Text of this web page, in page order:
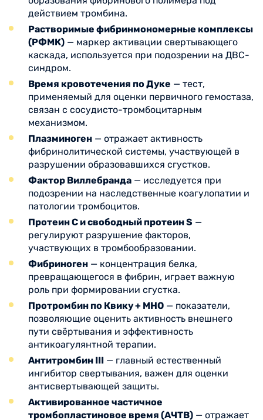
действием тромбина.
Растворимые фибринмономерные комплексы
(РФМК) — маркер активации свертывающего
каскада, используется при подозрении на ДВС-
синдром.
Время кровотечения по Дуке — тест,
применяемый для оценки первичного гемостаза,
связан с сосудисто-тромбоцитарным
механизмом.
Плазминоген — отражает активность
фибринолитической системы, участвующей в
разрушении образовавшихся сгустков.
Фактор Виллебранда — исследуется при
подозрении на наследственные коагулопатии и
патологии тромбоцитов.
Протеин С и свободный протеин S —
регулируют разрушение факторов,
участвующих в тромбообразовании.
Фибриноген — концентрация белка,
превращающегося в фибрин, играет важную
роль при формировании сгустка.
Протромбин по Квику + МНО — показатели,
позволяющие оценить активность внешнего
пути свёртывания и эффективность
антикоагулянтной терапии.
Антитромбин III — главный естественный
ингибитор свертывания, важен для оценки
антисвертывающей защиты.
Активированное частичное
тромбопластиновое время (АЧТВ) — отражает